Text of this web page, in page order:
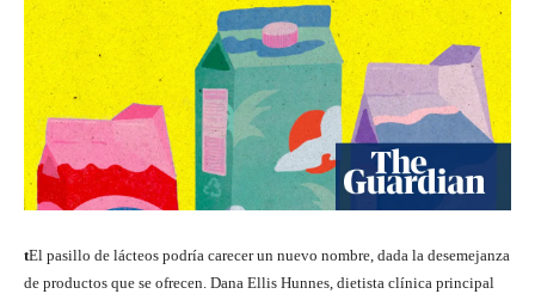
tEl pasillo de lácteos podría carecer un nuevo nombre, dada la desemejanza
de productos que se ofrecen. Dana Ellis Hunnes, dietista clínica principal